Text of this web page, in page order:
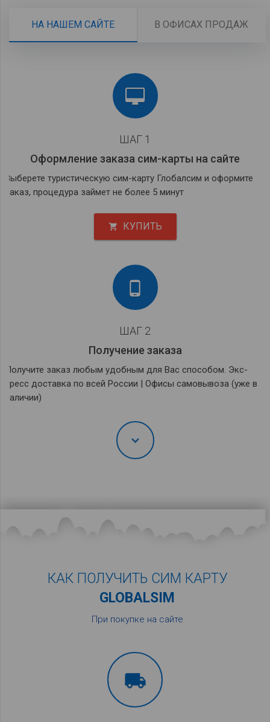
НА НАШЕМ САЙТЕ В ОФИСАХ ПРОДАЖ
ШАГ 1
Оформление заказа сим-карты на сайте
Выберете туристическую сим-карту Глобалсим и оформите
заказ, процедура займет не более 5 минут
shopping_cart КУПИТЬ
phone_android
ШАГ 2
Получение заказа
Получите заказ любым удобным для Вас способом. Экс­
пресс доставка по всей России | Офисы самовывоза (уже в
наличии)
keyboard_arrow_down
КАК ПОЛУЧИТЬ СИМ КАРТУ
GLOBALSIM
При покупке на сайте
local_shipping